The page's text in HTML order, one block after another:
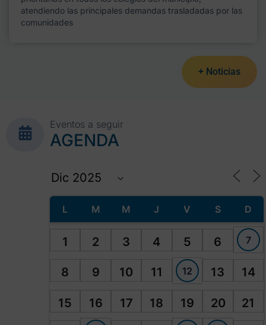
atendiendo las principales demandas trasladadas por las
comunidades
+ Noticias
Eventos a seguir
AGENDA
L M M J V S D
1 2 3 4 5 6 7
8 9 10 11 12 13 14
15 16 17 18 19 20 21